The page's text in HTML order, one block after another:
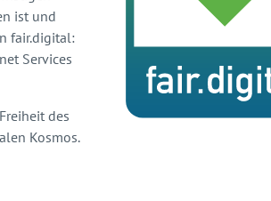
ist und
fair.digital:
Services
des
Kosmos.